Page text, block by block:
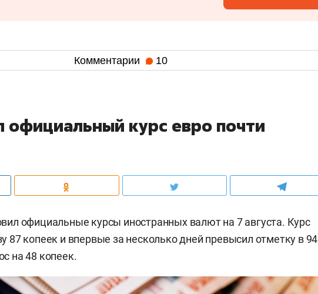
Комментарии 10
официальный курс евро почти
официальные курсы иностранных валют на 7 августа. Курс
87 копеек и впервые за несколько дней превысил отметку в 94
на 48 копеек.